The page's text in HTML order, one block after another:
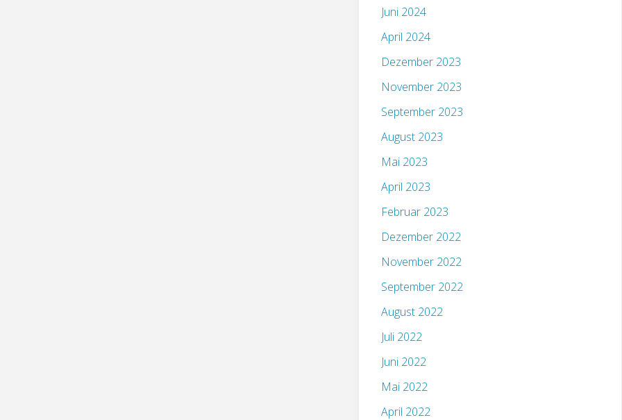
Juni 2024
April 2024
Dezember 2023
November 2023
September 2023
August 2023
Mai 2023
April 2023
Februar 2023
Dezember 2022
November 2022
September 2022
August 2022
Juli 2022
Juni 2022
Mai 2022
April 2022